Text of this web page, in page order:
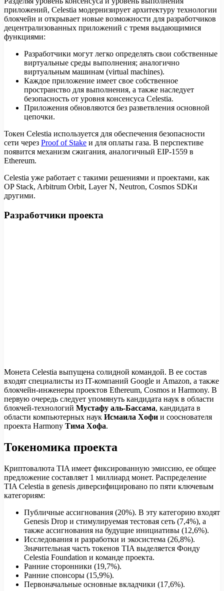
приложений, Celestia модернизирует архитектуру технологии
блокчейн и открывает новые возможности для разработчиков
децентрализованных приложений с тремя выдающимися
функциями:
Разработчики могут легко определять свои собственные
виртуальные среды выполнения; аналогично
виртуальным машинам (virtual machines).
Каждое приложение имеет свое собственное
пространство для выполнения, а также наследует
безопасность от уровня консенсуса Celestia.
Приложения обновляются без разветвления основной
цепочки.
Токен Celestia используется для обеспечения безопасности
сети через Proof of Stake и для оплаты газа. В перспективе
появится механизм сжигания, аналогичный EIP-1559 в
Ethereum.
Celestia уже работает с такими решениями и проектами, как
OP Stack, Arbitrum Orbit, Layer N, Neutron, Cosmos SDKи
другими.
Разработчики проекта
Монета Celestia выпущена солидной командой. В ее состав
входят специалисты из IT-компаний Google и Amazon, а также
блокчейн-инженеры проектов Ethereum, Cosmos и Harmony. В
первую очередь следует упомянуть кандидата наук в области
блокчей-технологий Мустафу аль-Бассама, кандидата в
области компьютерных наук Исмаила Хофи и сооснователя
проекта Harmony Тима Хофа.
Токеномика проекта
Криптовалюта TIA имеет фиксированную эмиссию, ее общее
предложение составляет 1 миллиард монет. Распределение
TIA Celestia в genesis диверсифицировано по пяти ключевым
категориям:
Публичные ассигнования (20%). В эту категорию входят
Genesis Drop и стимулируемая тестовая сеть (7,4%), а
также ассигнования на будущие инициативы (12,6%).
Исследования и разработки и экосистема (26,8%).
Значительная часть токенов TIA выделяется Фонду
Celestia Foundation и команде проекта.
Ранние сторонники (19,7%).
Ранние спонсоры (15,9%).
Первоначальные основные вкладчики (17,6%).